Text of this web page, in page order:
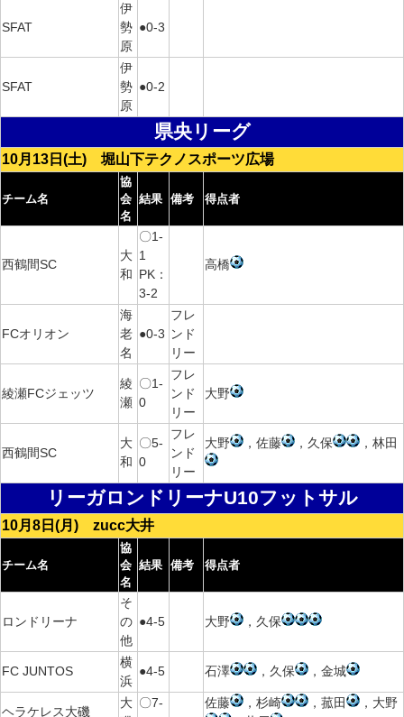
SFAT
伊
勢
原
●0-3
SFAT
伊
勢
原
●0-2
県央リーグ
10月13日(土) 堀山下テクノスポーツ広場
チーム名
協
会
名
結果 備考 得点者
西鶴間SC
大
和
〇1-
1
PK：
3-2
高橋
FCオリオン
海
老
名
●0-3
フレ
ンド
リー
綾瀬FCジェッツ
綾
瀬
〇1-
0
フレ
ンド
リー
大野
西鶴間SC
大
和
〇5-
0
フレ
ンド
リー
大野 ，佐藤 ，久保 ，林田
リーガロンドリーナU10フットサル
10月8日(月) zucc大井
チーム名
協
会
名
結果 備考 得点者
ロンドリーナ
そ
の
他
●4-5 大野 ，久保
FC JUNTOS
横
浜
●4-5 石澤 ，久保 ，金城
ヘラケレス大磯
大 〇7-
佐藤 ，杉崎 ，菰田
，大野